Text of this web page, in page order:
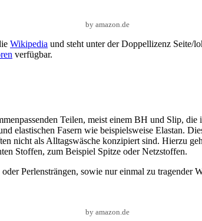
by amazon.de
Wikipedia und steht unter der Doppellizenz Seite/
verfügbar.
Teilen, meist einem BH und Slip,
elastischen Fasern wie beispielsweise Elastan.
nicht als Alltagswäsche konzipiert sind. Hierzu
Stoffen, zum Beispiel Spitze oder Netzstoffen.
Perlensträngen, sowie nur einmal zu tragender
by amazon.de